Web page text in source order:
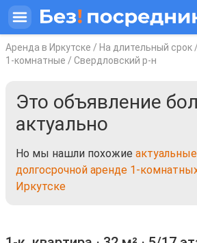
Аренда в Иркутске / На длительный срок /
1-комнатные / Свердловский р-н
Это объявление
актуально
Но мы нашли похожие
долгосрочной аренде 1-
Иркутске